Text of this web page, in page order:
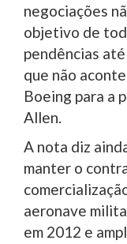
negociações
objetivo de
pendências
que não
Boeing para a
Allen.
A nota diz
manter o
aeronave
em 2012 e